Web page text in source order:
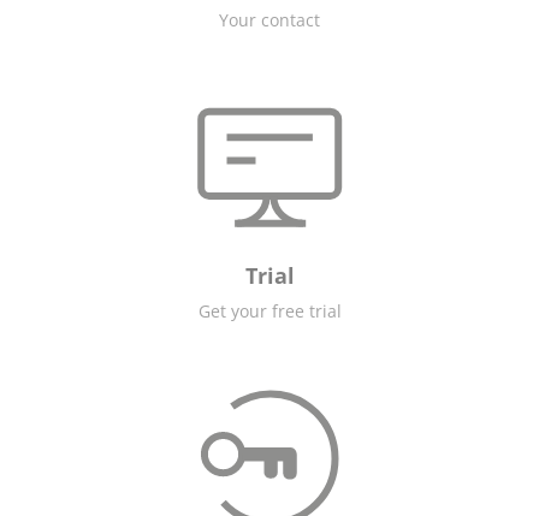
Your contact
Trial
Get your free trial